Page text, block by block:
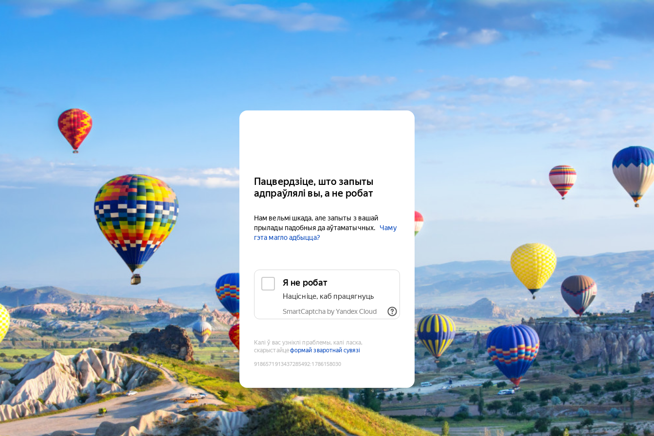
Пацвердзіце, што запыты
адпраўлялі вы, а не робат
Нам вельмі шкада, але запыты з вашай
прылады падобныя да аўтаматычных.
Чаму
гэта магло адбыцца?
Я не робат
Націсніце, каб працягнуць
SmartCaptcha by Yandex Cloud
Калі ў вас узніклі праблемы, калі ласка,
скарыстайцеформай зваротнай сувязі
9186571913437285492:1786158030